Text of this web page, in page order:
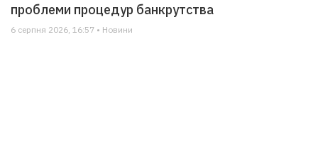
проблеми процедур банкрутства
6 серпня 2026, 16:57 • Новини